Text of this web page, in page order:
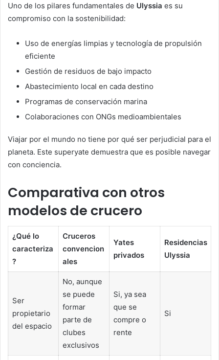
Uno de los pilares fundamentales de Ulyssia es su
compromiso con la sostenibilidad:
Uso de energías limpias y tecnología de propulsión
eficiente
Gestión de residuos de bajo impacto
Abastecimiento local en cada destino
Programas de conservación marina
Colaboraciones con ONGs medioambientales
Viajar por el mundo no tiene por qué ser perjudicial para el
planeta. Este superyate demuestra que es posible navegar
con conciencia.
Comparativa con otros
modelos de crucero
¿Qué lo
caracteriza
?
Cruceros
convencion
ales
Yates
privados
Residencias
Ulyssia
Ser
propietario
del espacio
No, aunque
se puede
formar
parte de
clubes
exclusivos
Si, ya sea
que se
compre o
rente
Si